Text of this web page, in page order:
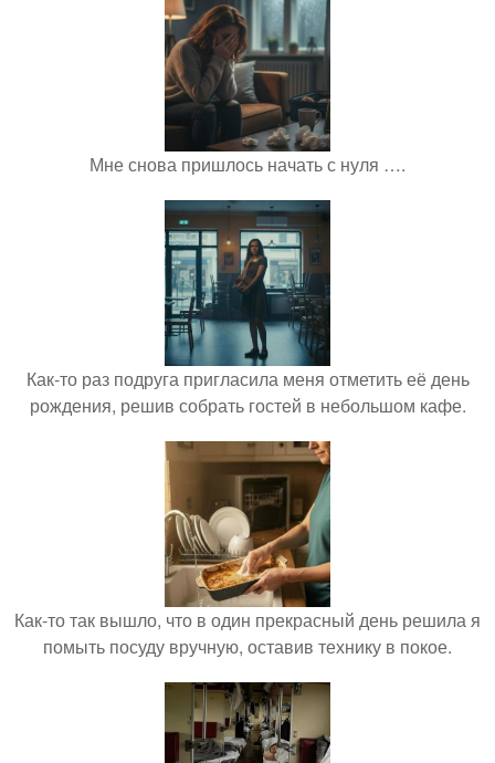
Мне снова пришлось начать с нуля ….
Как-то раз подруга пригласила меня отметить её день
рождения, решив собрать гостей в небольшом кафе.
Как-то так вышло, что в один прекрасный день решила я
помыть посуду вручную, оставив технику в покое.